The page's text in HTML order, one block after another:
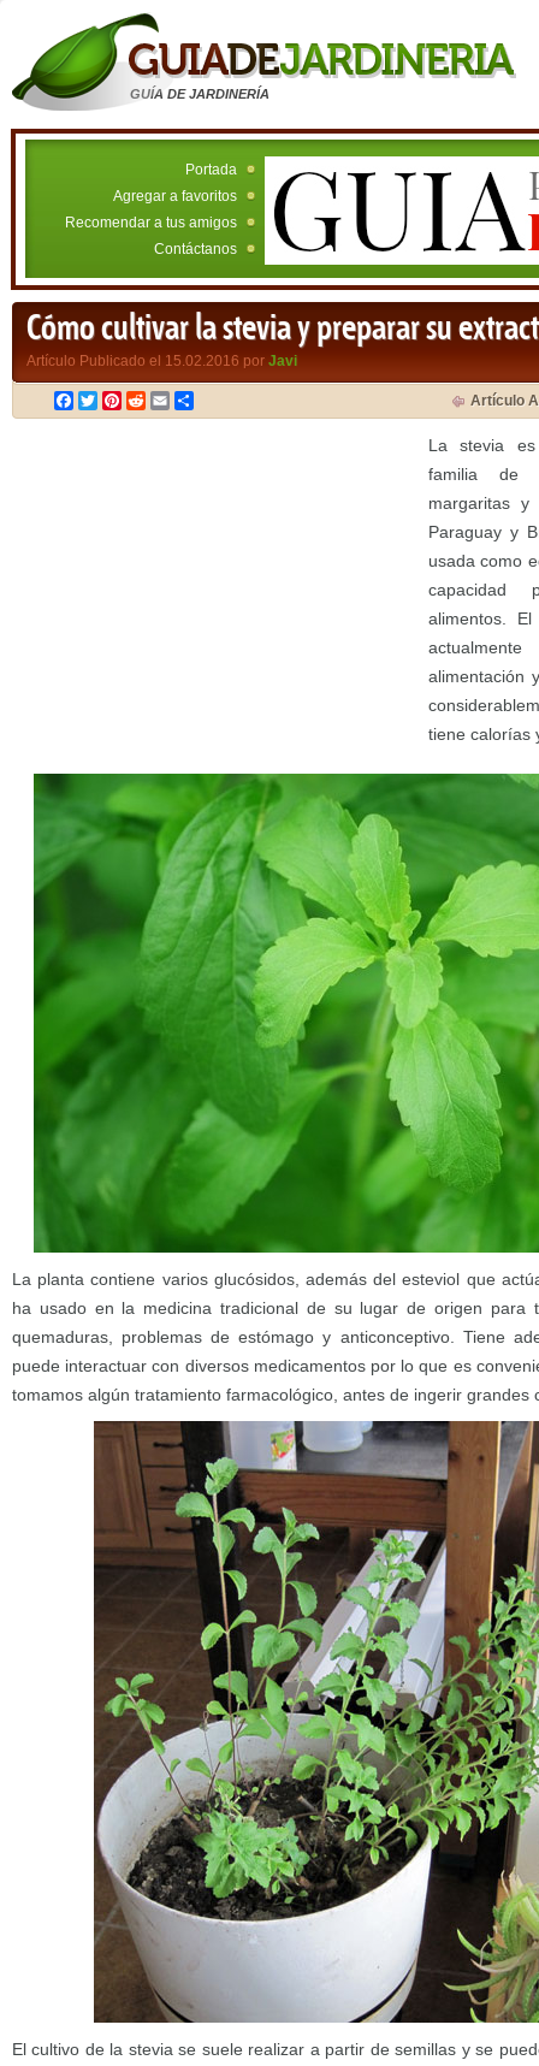
GUÍA DE JARDINERÍA
Portada
Agregar a favoritos
Recomendar a tus amigos
Contáctanos
Cómo cultivar la stevia y preparar su
Artículo Publicado el 15.02.2016 por Javi
Facebook
TwitterPinterest
RedditEmail Artículo
La stevia
familia de
margaritas
Paraguay y
usada como
capacidad
alimentos.
alimentación
tiene calorías
La planta contiene varios glucósidos, además del esteviol que
ha usado en la medicina tradicional de su lugar de origen para
quemaduras, problemas de estómago y anticonceptivo. Tiene
puede interactuar con diversos medicamentos por lo que es
tomamos algún tratamiento farmacológico, antes de ingerir grandes
El cultivo de la stevia se suele realizar a partir de semillas y se